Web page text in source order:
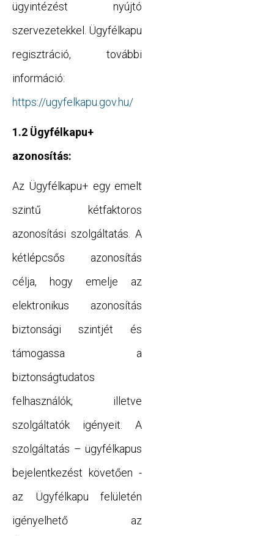
ügyintézést nyújtó
szervezetekkel. Ügyfélkapu
regisztráció, további
információ:
https://ugyfelkapu.gov.hu/
1.2 Ügyfélkapu+
azonosítás:
Az Ügyfélkapu+ egy emelt
szintű kétfaktoros
azonosítási szolgáltatás. A
kétlépcsős azonosítás
célja, hogy emelje az
elektronikus azonosítás
biztonsági szintjét és
támogassa a
biztonságtudatos
felhasználók, illetve
szolgáltatók igényeit. A
szolgáltatás – ügyfélkapus
bejelentkezést követően -
az Ügyfélkapu felületén
igényelhető az